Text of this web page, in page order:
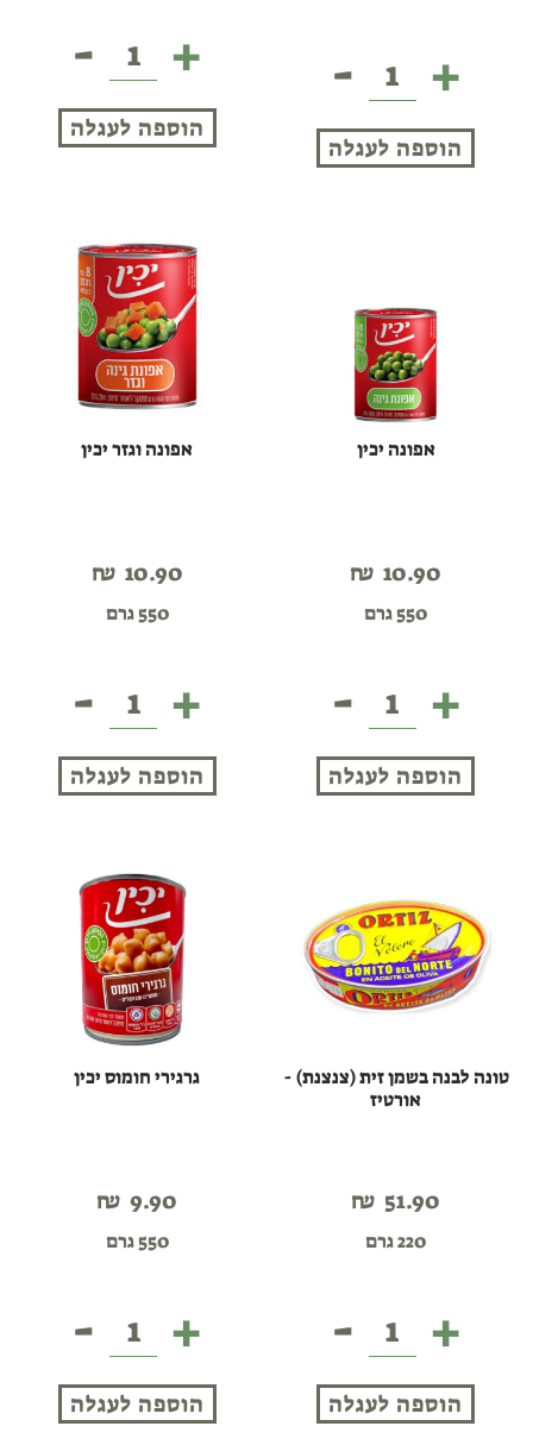
+
שימורי
שעועיות-
הוספה לעגלה
+
פילה
מקרל
זית
-
הוספה לעגלה
אפונה יכין
₪ 10.90
550 גרם
+
אפונה
יכין
-
הוספה לעגלה
אפונה וגזר יכין
₪ 10.90
550 גרם
+
אפונה
וגזר
-
הוספה לעגלה
טונה לבנה בשמן זית (צנצנת) -
אורטיז
₪ 51.90
220 גרם
+
טונה
לבנה
זית
(צנצנת)
-
הוספה לעגלה
גרגירי חומוס יכין
₪ 9.90
550 גרם
+
גרגירי
חומוס -
הוספה לעגלה